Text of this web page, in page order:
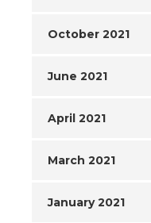
October 2021
June 2021
April 2021
March 2021
January 2021